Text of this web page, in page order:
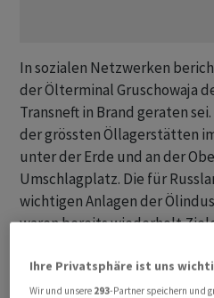
In sozialen Netzwerken
der Ölterminal Gruschowaja
Transneft in Brand geraten
der grössten Öllagerstätten
unter der Erde und an der
Umschlagplatz. Die für
wichtigen Anlagen der
waren bereits wiederholt
Selenskyj kündigt weitere
Ihre Privatsphäre ist uns
Wir und unsere 293-Partner speichern und